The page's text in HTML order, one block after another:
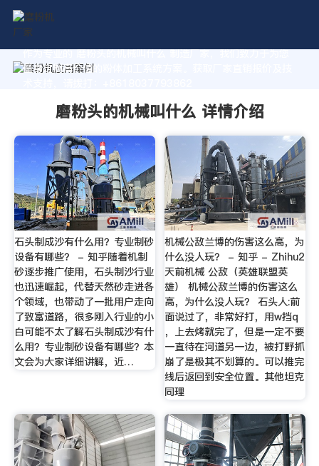
作为专业的 磨粉头的机械叫什么 制造厂家，我们致力于为您
量身定制高价值的粉体加工系统方案。获取厂家直销报价及技
磨粉头的机械叫什么 详情介绍
石头制成沙有什么用？专业制砂
设备有哪些？ - 知乎随着机制
砂逐步推广使用，石头制沙行业
也迅速崛起，代替天然砂走进各
个领域，也带动了一批用户走向
了致富道路，很多刚入行业的小
白可能不太了解石头制成沙有什
么用？专业制砂设备有哪些？本
文会为大家详细讲解，近…
机械公敌兰博的伤害这么高，为
什么没人玩？ - 知乎 - Zhihu2
天前机械 公敌（英雄联盟英
雄） 机械公敌兰博的伤害这么
高，为什么没人玩？ 石头人:前
面说过了，非常好打，用w挡q
，上去烤就完了，但是一定不要
一直待在河道另一边，被打野抓
崩了是极其不划算的。可以推完
线后返回到安全位置。其他坦克
同理